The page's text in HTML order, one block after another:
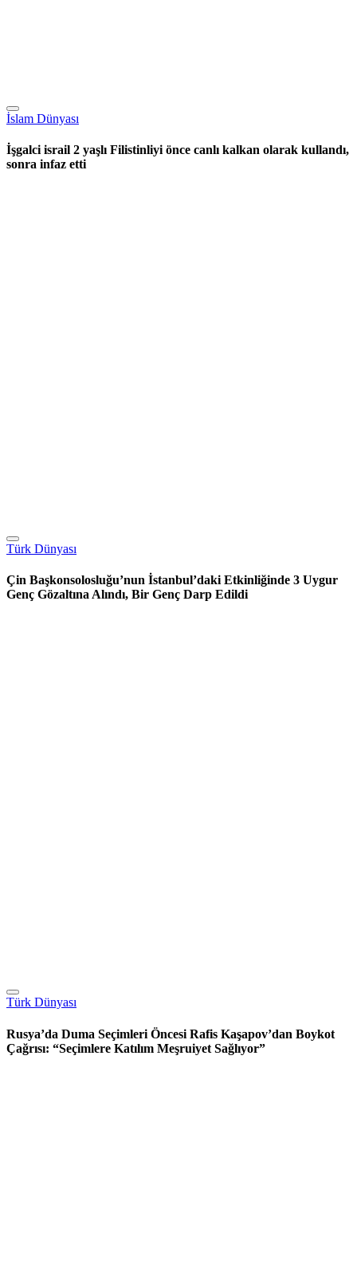
İslam Dünyası
İşgalci israil 2 yaşlı Filistinliyi önce canlı kalkan olarak kullandı,
sonra infaz etti
Türk Dünyası
Çin Başkonsolosluğu’nun İstanbul’daki Etkinliğinde 3 Uygur
Genç Gözaltına Alındı, Bir Genç Darp Edildi
Türk Dünyası
Rusya’da Duma Seçimleri Öncesi Rafis Kaşapov’dan Boykot
Çağrısı: “Seçimlere Katılım Meşruiyet Sağlıyor”